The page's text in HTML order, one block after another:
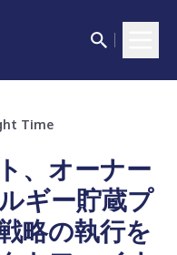
Time
、オーナー
ギー貯蔵プ
略の執行を